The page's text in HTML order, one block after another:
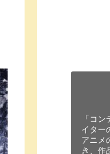
「コ
イター
アニメ
き、作